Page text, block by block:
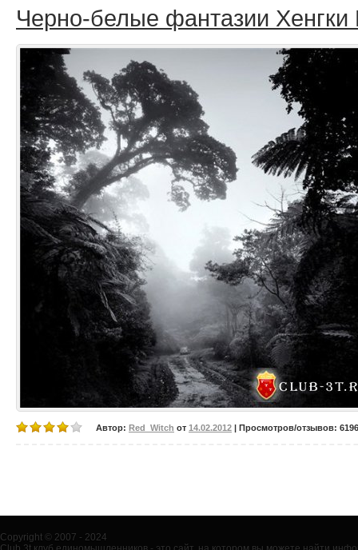
Черно-белые фантазии Хенгки
Автор: Red_Witch от 14.02.2012 | Просмотров/отзывов:
Copyright © 2007 - 2024